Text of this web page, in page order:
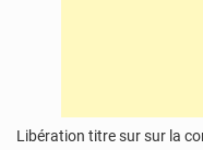
Libération titre sur sur la